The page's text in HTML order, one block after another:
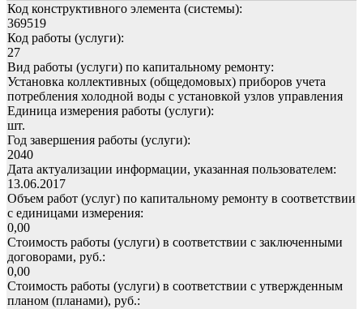
Код конструктивного элемента (системы):
369519
Код работы (услуги):
27
Вид работы (услуги) по капитальному ремонту:
Установка коллективных (общедомовых) приборов учета
потребления холодной воды с установкой узлов управления
Единица измерения работы (услуги):
шт.
Год завершения работы (услуги):
2040
Дата актуализации информации, указанная пользователем:
13.06.2017
Объем работ (услуг) по капитальному ремонту в соответствии
с единицами измерения:
0,00
Стоимость работы (услуги) в соответствии с заключенными
договорами, руб.:
0,00
Стоимость работы (услуги) в соответствии с утвержденным
планом (планами), руб.: